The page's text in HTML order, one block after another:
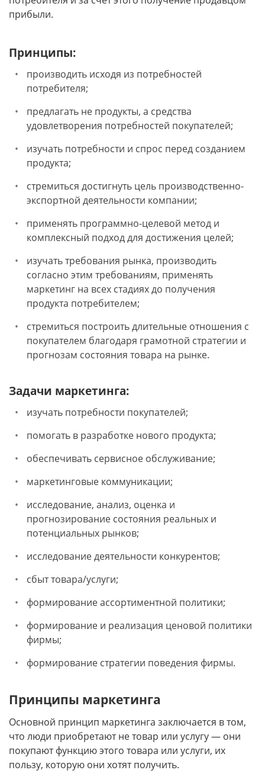
прибыли.
Принципы:
производить исходя из потребностей
потребителя;
предлагать не продукты, а средства
удовлетворения потребностей покупателей;
изучать потребности и спрос перед созданием
продукта;
стремиться достигнуть цель производственно-
экспортной деятельности компании;
применять программно-целевой метод и
комплексный подход для достижения целей;
изучать требования рынка, производить
согласно этим требованиям, применять
маркетинг на всех стадиях до получения
продукта потребителем;
стремиться построить длительные отношения с
покупателем благодаря грамотной стратегии и
прогнозам состояния товара на рынке.
Задачи маркетинга:
изучать потребности покупателей;
помогать в разработке нового продукта;
обеспечивать сервисное обслуживание;
маркетинговые коммуникации;
исследование, анализ, оценка и
прогнозирование состояния реальных и
потенциальных рынков;
исследование деятельности конкурентов;
сбыт товара/услуги;
формирование ассортиментной политики;
формирование и реализация ценовой политики
фирмы;
формирование стратегии поведения фирмы.
Принципы маркетинга
Основной принцип маркетинга заключается в том,
что люди приобретают не товар или услугу — они
покупают функцию этого товара или услуги, их
пользу, которую они хотят получить.